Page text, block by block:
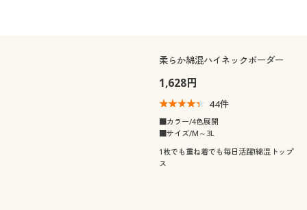
柔らか綿混ハイネックボーダー
1,628円
44件
■カラー/4色展開
■サイズ/M～3L
1枚でも重ね着でも毎日活躍!綿混トップ
ス